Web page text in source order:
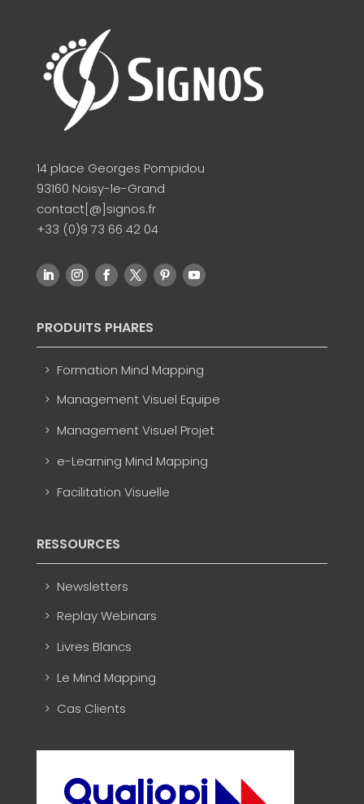
14 place Georges Pompidou
93160 Noisy-le-Grand
contact[@]signos.fr
+33 (0)9 73 66 42 04
PRODUITS PHARES
Formation Mind Mapping
Management Visuel Equipe
Management Visuel Projet
e-Learning Mind Mapping
Facilitation Visuelle
RESSOURCES
Newsletters
Replay Webinars
Livres Blancs
Le Mind Mapping
Cas Clients